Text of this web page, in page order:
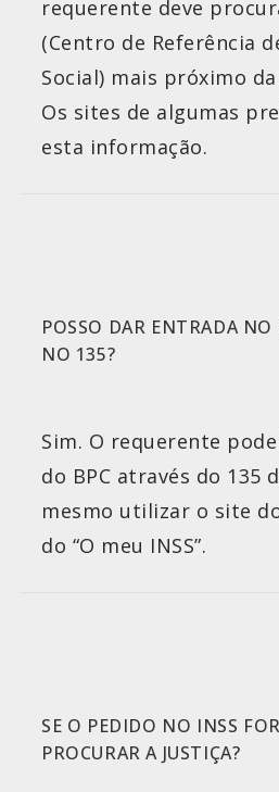
requerente deve
(Centro de Referência
Social) mais próximo
Os sites de algumas
esta informação.
POSSO DAR ENTRADA
NO 135?
Sim. O requerente
do BPC através do 135
mesmo utilizar o site
do “O meu INSS”.
SE O PEDIDO NO INSS
PROCURAR A JUSTIÇA?